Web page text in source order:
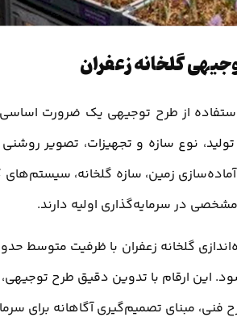
گلخانه زعفران
از طرح توجیهی یک ضرورت اساسی
نوع سازه و تجهیزات، تصویر روشنی
زمین، سازه گلخانه، سیستم‌های
در سرمایه‌گذاری اولیه دارند.
گلخانه زعفران با ظرفیت متوسط
برآورد می‌شود. این ارقام با تدوین دقیق طرح
فنی، مبنای تصمیم‌گیری آگاهانه برای